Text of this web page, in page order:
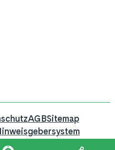
AGBSitemap
zum Blog